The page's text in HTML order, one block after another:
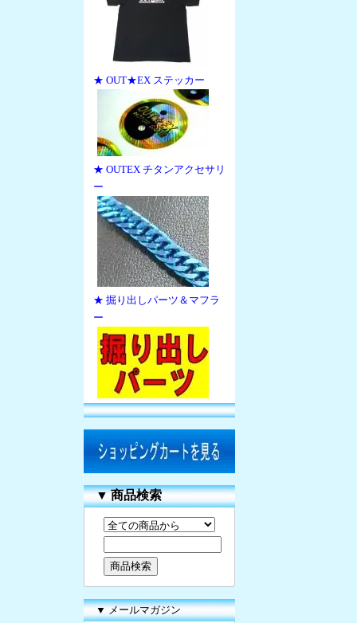
★ OUT★EX ステッカー
★ OUTEX チタンアクセサリ
ー
★ 掘り出しパーツ＆マフラ
ー
▼商品検索
▼ メールマガジン